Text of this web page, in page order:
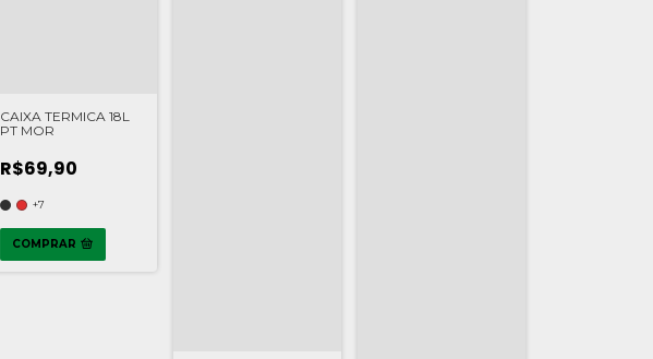
CAIXA TERMICA 18L
PT MOR
R$69,90
+7
COMPRAR